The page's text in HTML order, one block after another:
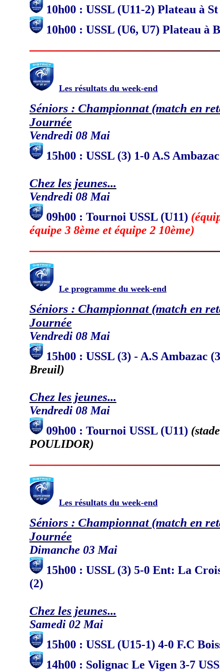
10h00 : USSL (U11-2) Plateau à
10h00 : USSL (U6, U7) Plateau à
Les résultats du week-end
Séniors : Championnat (match en
Journée
Vendredi 08 Mai
15h00 : USSL (3) 1-0 A.S
Chez les jeunes...
Vendredi 08 Mai
09h00 : Tournoi USSL (U11)
équipe 3 8ème et équipe 2 10ème)
Le programme du week-end
Séniors : Championnat (match en
Journée
Vendredi 08 Mai
15h00 : USSL (3) - A.S Ambazac
Breuil)
Chez les jeunes...
Vendredi 08 Mai
09h00 : Tournoi USSL (U11)
POULIDOR)
Les résultats du week-end
Séniors : Championnat (match en
Journée
Dimanche 03 Mai
15h00 : USSL (3) 5-0 Ent: La
(2)
Chez les jeunes...
Samedi 02 Mai
15h00 : USSL (U15-1) 4-0 F.C
14h00 : Solignac Le Vigen 3-7